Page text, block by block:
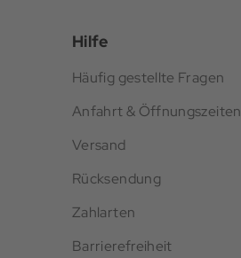
Hilfe
Häufig gestellte Fragen
Anfahrt & Öffnungszeiten
Versand
Rücksendung
Zahlarten
Barrierefreiheit